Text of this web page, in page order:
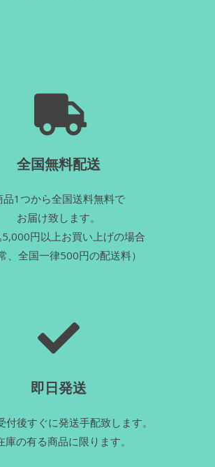
全国無料配送
品1つから全国送料無料で
お届け致します。
円以上お買い上げの場合
、全国一律500円の配送料）
即日発送
付後すぐに発送手配致します。
庫の有る商品に限ります。